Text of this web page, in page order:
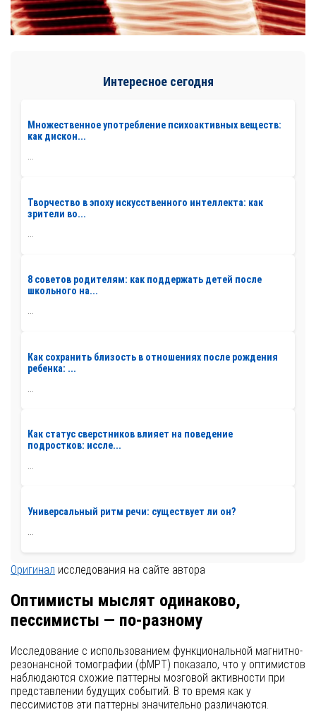
Интересное сегодня
Множественное употребление психоактивных веществ:
как дискон...
Творчество в эпоху искусственного интеллекта: как
зрители во...
8 советов родителям: как поддержать детей после
школьного на...
...
Как сохранить близость в отношениях после рождения
ребенка: ...
Как статус сверстников влияет на поведение
подростков: иссле...
...
Универсальный ритм речи: существует ли он?
Оригинал исследования на сайте автора
Оптимисты мыслят одинаково,
пессимисты — по-разному
Исследование с использованием функциональной магнитно-
резонансной томографии (фМРТ) показало, что у оптимистов
наблюдаются схожие паттерны мозговой активности при
представлении будущих событий. В то время как у
пессимистов эти паттерны значительно различаются.